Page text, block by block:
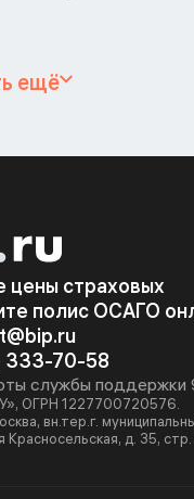
ещё
цены страховых
полис ОСАГО
333-70-58
службы поддержки
ОГРН 1227700720576.
вн.тер.г.
Красносельская, д. 35,